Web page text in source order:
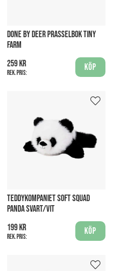
DONE BY DEER PRASSELBOK TINY
FARM
259 kr
Rek. pris:
Köp
TEDDYKOMPANIET SOFT SQUAD
PANDA SVART/VIT
199 kr
Rek. pris:
Köp